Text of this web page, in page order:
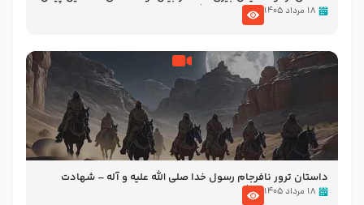
از شهادت پیامبر اکرم صلی الله علیه و آله
۱۸ مرداد ۱۴۰۵
‌‌‌‌‌‌‌داستان ترور نافرجام رسول خدا صلی الله علیه و آله – شهادت
پیامبر اکرم صلی الله علیه و آله
۱۸ مرداد ۱۴۰۵